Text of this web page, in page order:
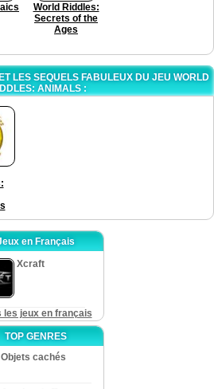
World Riddles:
Secrets of the
Ages
LES SEQUELS FABULEUX DU JEU WORLD
ANIMALS :
en Français
Xcraft
les jeux en français
TOP GENRES
Objets cachés